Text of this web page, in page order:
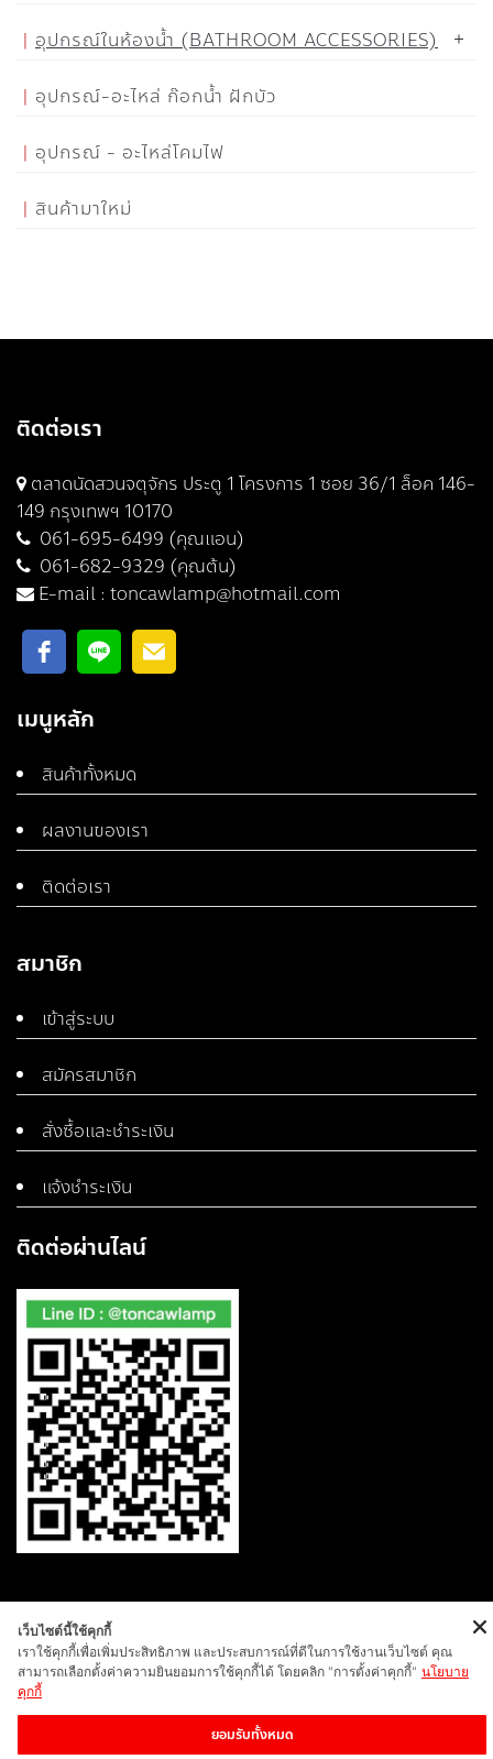
อุปกรณ์ในห้องน้ำ (BATHROOM ACCESSORIES)
อุปกรณ์-อะไหล่ ก๊อกน้ำ ฝักบัว
อุปกรณ์ - อะไหล่โคมไฟ
สินค้ามาใหม่
ติดต่อเรา
ตลาดนัดสวนจตุจักร ประตู 1 โครงการ 1 ซอย 36/1 ล็อค 146-
149 กรุงเทพฯ 10170
061-695-6499 (คุณแอน)
061-682-9329 (คุณต้น)
E-mail : toncawlamp@hotmail.com
เมนูหลัก
สินค้าทั้งหมด
ผลงานของเรา
ติดต่อเรา
สมาชิก
เข้าสู่ระบบ
สมัครสมาชิก
สั่งซื้อและชำระเงิน
แจ้งชำระเงิน
ติดต่อผ่านไลน์
COPYRIGHT | TONCAWLAMP | ALL RIGHTS RESERVED | POLICY
เว็บไซต์นี้ใช้คุกกี้
เราใช้คุกกี้เพื่อเพิ่มประสิทธิภาพ และประสบการณ์ที่ดีในการใช้งานเว็บไซต์ คุณ
สามารถเลือกตั้งค่าความยินยอมการใช้คุกกี้ได้ โดยคลิก "การตั้งค่าคุกกี้" นโยบาย
คุกกี้
ยอมรับทั้งหมด